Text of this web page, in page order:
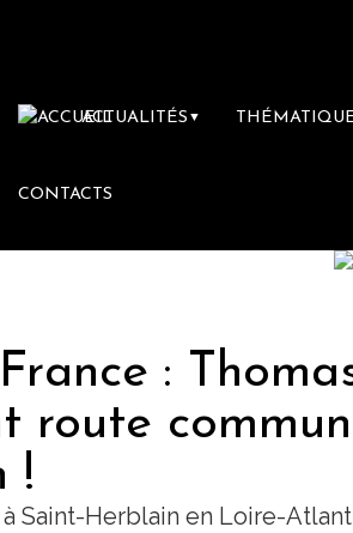
ACTUALITÉS ▼
CONTACTS
:
route
!
Saint-Herblain en Loire-